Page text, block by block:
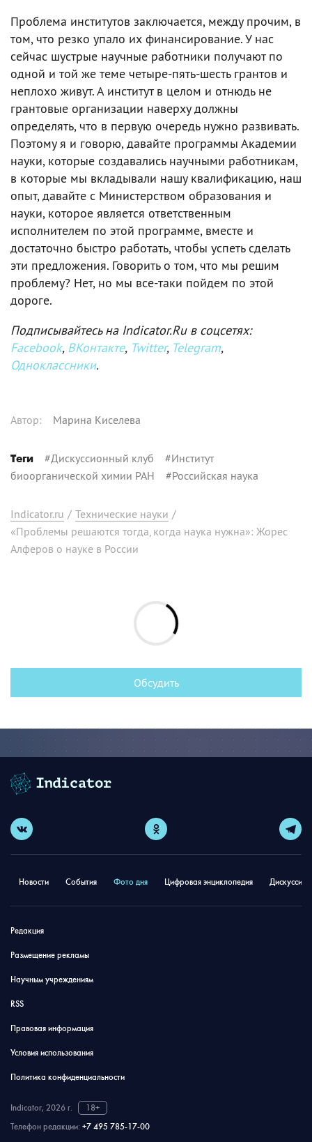
Проблема институтов заключается, между прочим, в
том, что резко упало их финансирование. У нас
сейчас шустрые научные работники получают по
одной и той же теме четыре-пять-шесть грантов и
неплохо живут. А институт в целом и отнюдь не
грантовые организации наверху должны
определять, что в первую очередь нужно развивать.
Поэтому я и говорю, давайте программы Академии
науки, которые создавались научными работникам,
в которые мы вкладывали нашу квалификацию, наш
опыт, давайте с Министерством образования и
науки, которое является ответственным
исполнителем по этой программе, вместе и
достаточно быстро работать, чтобы успеть сделать
эти предложения. Говорить о том, что мы решим
проблему? Нет, но мы все-таки пойдем по этой
дороге.
Подписывайтесь на Indicator.Ru в соцсетях:
Facebook, ВКонтакте, Twitter, Telegram,
Одноклассники.
Автор: Марина Киселева
Теги #Дискуссионный клуб #Институт
биоорганической химии РАН #Российская наука
Indicator.ru / Технические науки /
«Проблемы решаются тогда, когда наука нужна»: Жорес
Алферов о науке в России
Обсудить
Новости События Фото дня Цифровая энциклопедия
Редакция
Размещение рекламы
Научным учреждениям
RSS
Правовая информация
Условия использования
Политика конфиденциальности
Indicator, 2026 г.
18+
Телефон редакции: +7 495 785-17-00